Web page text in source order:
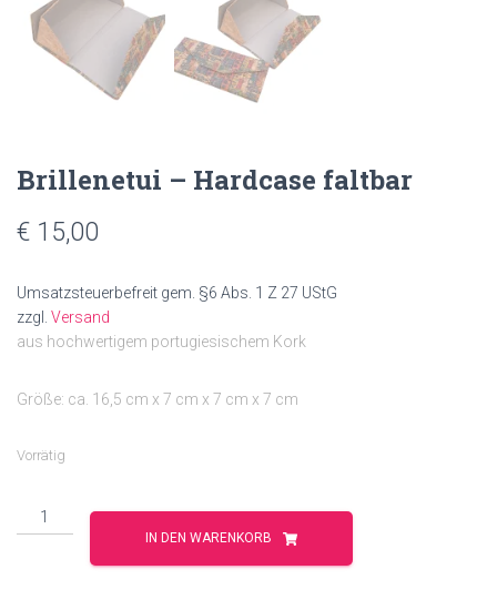
Brillenetui – Hardcase faltbar
€ 15,00
Umsatzsteuerbefreit gem. §6 Abs. 1 Z 27 UStG
zzgl. Versand
aus hochwertigem portugiesischem Kork
Größe: ca. 16,5 cm x 7 cm x 7 cm x 7 cm
Vorrätig
Brillenetui
-
IN DEN WARENKORB